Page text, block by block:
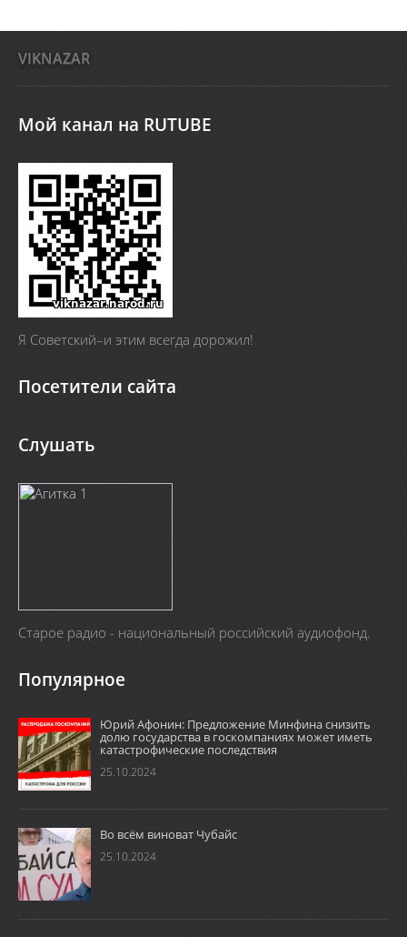
VIKNAZAR
Мой канал на RUTUBE
Я Cоветский–и этим всегда дорожил!
Посетители сайта
Слушать
Старое радио - национальный российский аудиофонд.
Популярное
Юрий Афонин: Предложение Минфина снизить
долю государства в госкомпаниях может иметь
катастрофические последствия
25.10.2024
Во всём виноват Чубайс
25.10.2024